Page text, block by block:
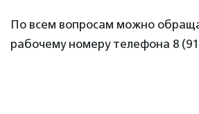
По всем вопросам можно
рабочему номеру телефона 8